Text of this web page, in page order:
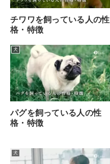
チワワを飼っている人の性
格・特徴
犬
パグを飼っている人の性
格・特徴
犬